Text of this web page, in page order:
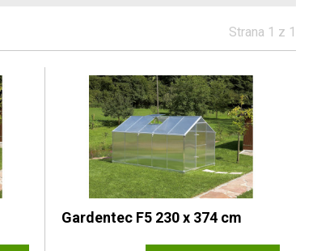
Strana 1 z 1
Gardentec F5 230 x 374 cm